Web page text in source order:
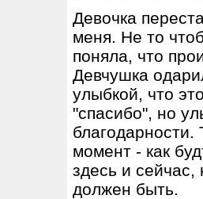
Девочка
меня. Не то
поняла, что
Девчушка
улыбкой, что
"спасибо", но
благодарности.
момент - как
здесь и сейчас,
должен быть.